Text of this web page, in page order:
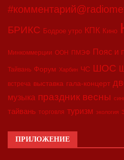
БРИКС Бодрое утро КПК Кино
Минкоммерции ООН ПМЭФ Пояс и
Тайвань Форум Харбин ЧС ШОС
встреча выставка гала-концерт
музыка праздник весны
тайвань торговля туризм экология
ПРИЛОЖЕНИЕ